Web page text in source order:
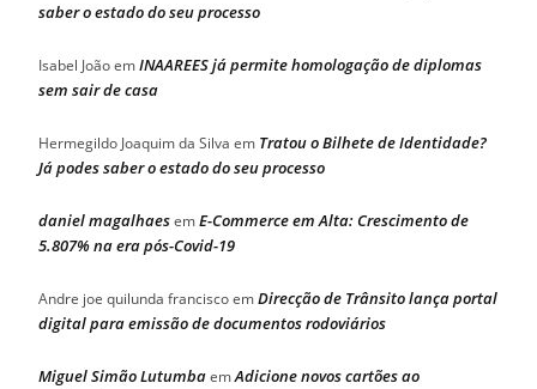
saber o estado do seu processo
Isabel JoãoemINAAREES já permite homologação de diplomas
sem sair de casa
Hermegildo Joaquim da Silva em Tratou o Bilhete de Identidade?
Já podes saber o estado do seu processo
daniel magalhaesemE-Commerce em Alta: Crescimento de
5.807% na era pós-Covid-19
Andre joe quilunda franciscoemDirecção de Trânsito lança portal
digital para emissão de documentos rodoviários
Miguel Simão LutumbaemAdicione novos cartões ao